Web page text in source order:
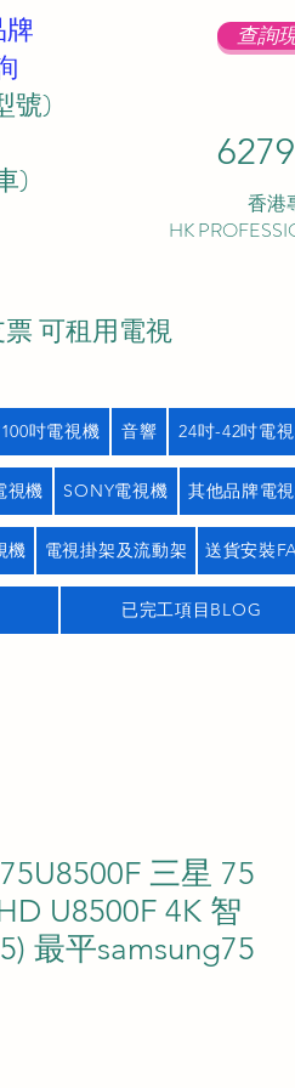
查詢
香港
HK
號)
)
可租用電視
吋電視機 音響 24吋-42吋電
視機 SONY電視機 其他品牌電
機 電視掛架及流動架 送貨安裝
已完工項目BLOG
三星 75
U8500F 4K 智
最平samsung75